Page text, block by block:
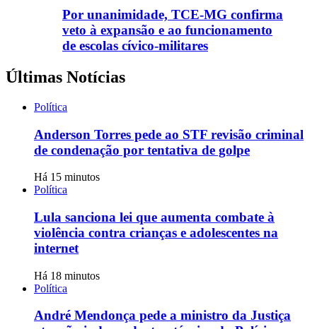
Por unanimidade, TCE-MG confirma
veto à expansão e ao funcionamento
de escolas cívico-militares
Últimas Notícias
Política
Anderson Torres pede ao STF revisão criminal
de condenação por tentativa de golpe
Há 15 minutos
Política
Lula sanciona lei que aumenta combate à
violência contra crianças e adolescentes na
internet
Há 18 minutos
Política
André Mendonça pede a ministro da Justiça